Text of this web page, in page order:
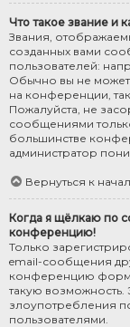
Что такое звание и
Звания,
созданных вами
пользователей:
Обычно вы не
на конференции,
Пожалуйста, не
сообщениями
большинстве
администратор
Вернуться к
Когда я щёлкаю по
конференцию!
Только
email-сообщения
конференцию
такую возможность.
злоупотребления
пользователями.